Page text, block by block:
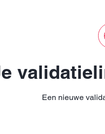
Een nieuwe